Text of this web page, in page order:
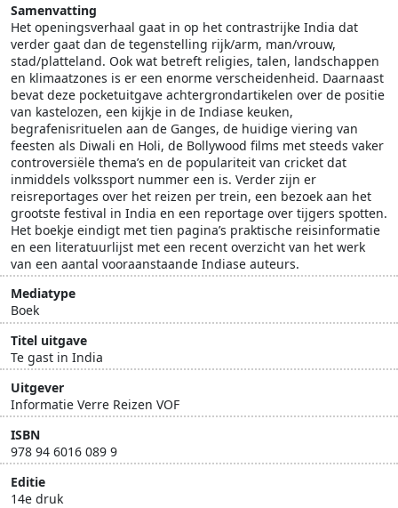
Samenvatting
Het openingsverhaal gaat in op het contrastrijke India dat
verder gaat dan de tegenstelling rijk/arm, man/vrouw,
stad/platteland. Ook wat betreft religies, talen, landschappen
en klimaatzones is er een enorme verscheidenheid. Daarnaast
bevat deze pocketuitgave achtergrondartikelen over de positie
van kastelozen, een kijkje in de Indiase keuken,
begrafenisrituelen aan de Ganges, de huidige viering van
feesten als Diwali en Holi, de Bollywood films met steeds vaker
controversiële thema’s en de populariteit van cricket dat
inmiddels volkssport nummer een is. Verder zijn er
reisreportages over het reizen per trein, een bezoek aan het
grootste festival in India en een reportage over tijgers spotten.
Het boekje eindigt met tien pagina’s praktische reisinformatie
en een literatuurlijst met een recent overzicht van het werk
van een aantal vooraanstaande Indiase auteurs.
Mediatype
Boek
Titel uitgave
Te gast in India
Uitgever
Informatie Verre Reizen VOF
ISBN
978 94 6016 089 9
Editie
14e druk